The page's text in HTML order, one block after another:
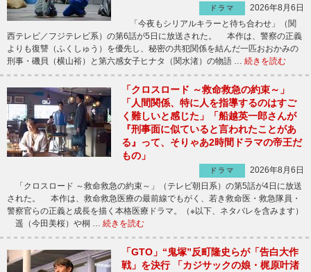
ドラマ
2026年8月6日
「今夜もシリアルキラーと待ち合わせ」（関
西テレビ／フジテレビ系）の第6話が5日に放送された。 本作は、警察の正義
よりも復讐（ふくしゅう）を優先し、秘密の共犯関係を結んだ一匹おおかみの
刑事・磯貝（横山裕）と第六感女子ヒナタ（関水渚）の物語 … 続きを読む
「クロスロード ～救命救急の約束～」
「人間関係、特に人を指導するのはすご
く難しいと感じた」「船越英一郎さんが
『刑事面に似ていると言われたことがあ
る』って、そりゃあ2時間ドラマの帝王だ
もの」
ドラマ
2026年8月6日
「クロスロード ～救命救急の約束～」（テレビ朝日系）の第5話が4日に放送
された。 本作は、救命救急医療の最前線でもがく、若き救命医・救急隊員・
警察官らの正義と成長を描く本格医療ドラマ。（※以下、ネタバレを含みます）
遥（今田美桜）や桐 … 続きを読む
「GTO」“鬼塚”反町隆史らが「告白大作
戦」を決行 「カジサックの娘・梶原叶渚